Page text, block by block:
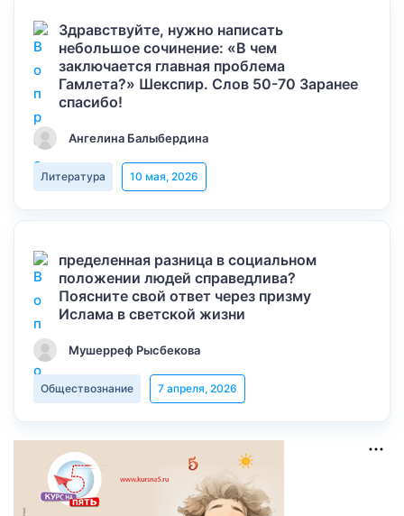
Здравствуйте, нужно написать
небольшое сочинение: «В чем
заключается главная проблема
Гамлета?» Шекспир. Слов 50-70 Заранее
спасибо!
Ангелина Балыбердина
Литература 10 мая, 2026
пределенная разница в социальном
положении людей справедлива?
Поясните свой ответ через призму
Ислама в светской жизни
Мушерреф Рысбекова
Обществознание 7 апреля, 2026